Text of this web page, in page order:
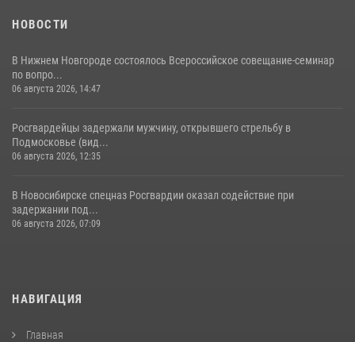
НОВОСТИ
В Нижнем Новгороде состоялось Всероссийское совещание-семинар
по вопро...
06 августа 2026, 14:47
Росгвардейцы задержали мужчину, открывшего стрельбу в
Подмосковье (вид...
06 августа 2026, 12:35
В Новосибирске спецназ Росгвардии оказал содействие при
задержании под...
06 августа 2026, 07:09
НАВИГАЦИЯ
Главная